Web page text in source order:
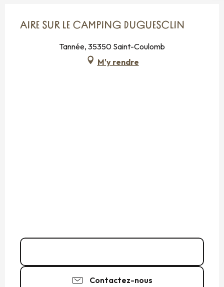
AIRE SUR LE CAMPING DUGUESCLIN
Tannée, 35350 Saint-Coulomb
M'y rendre
Contactez-nous